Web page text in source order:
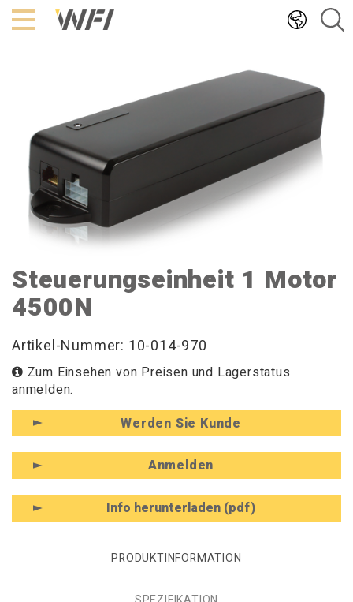
Hoppa
till
Steuerungseinheit 1 Motor
4500N
Artikel-Nummer: 10-014-970
Zum Einsehen von Preisen und Lagerstatus
anmelden.
Werden Sie Kunde
Anmelden
Info herunterladen (pdf)
PRODUKTINFORMATION